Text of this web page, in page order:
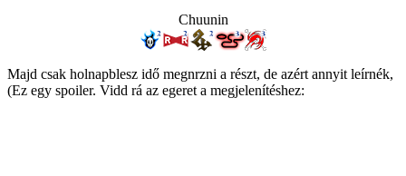
Chuunin
Majd csak holnapblesz idő megnrzni a részt, de azért annyit leírnék,
(Ez egy spoiler. Vidd rá az egeret a megjelenítéshez: